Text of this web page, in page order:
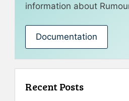
information about
Documentation
Recent Posts